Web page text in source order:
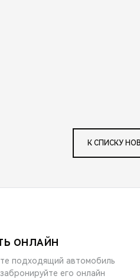
К СПИСКУ
ОНЛАЙН
подходящий автомобиль
его онлайн